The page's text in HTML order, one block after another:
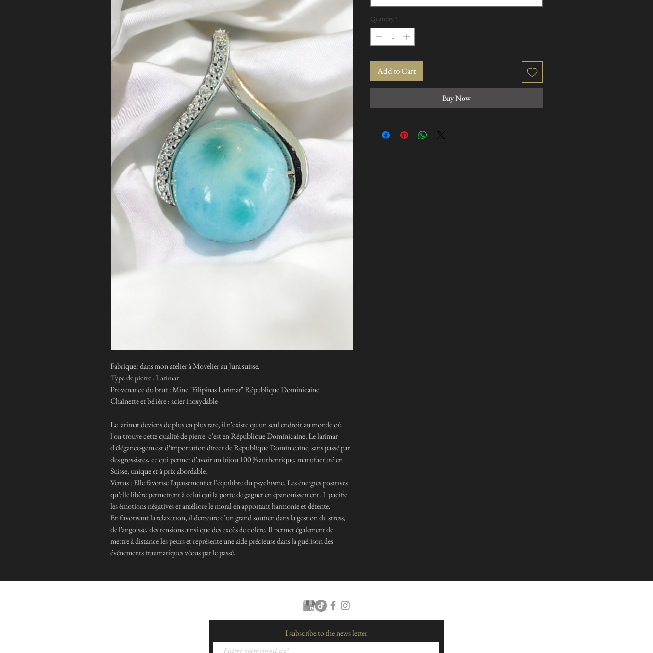
Fabriquer dans mon atelier à Movelier au Jura suisse.
Type de pierre : Larimar
Provenance du brut : Mine "Filipinas Larimar" République Dominicaine
Chaînette et bélière : acier inoxydable
Le larimar deviens de plus en plus rare, il n'existe qu'un seul endroit au monde où
l'on trouve cette qualité de pierre, c'est en République Dominicaine. Le larimar
d'élégance-gem est d'importation direct de République Dominicaine, sans passé par
des grossistes, ce qui permet d'avoir un bijou 100 % authentique, manufacturé en
Suisse, unique et à prix abordable.
Vertus : Elle favorise l’apaisement et l’équilibre du psychisme. Les énergies positives
qu’elle libère permettent à celui qui la porte de gagner en épanouissement. Il pacifie
les émotions négatives et améliore le moral en apportant harmonie et détente.
En favorisant la relaxation, il demeure d’un grand soutien dans la gestion du stress,
de l’angoisse, des tensions ainsi que des excès de colère. Il permet également de
mettre à distance les peurs et représente une aide précieuse dans la guérison des
événements traumatiques vécus par le passé.
Quantity *
Add to Cart
Buy Now
I subscribe to the news letter